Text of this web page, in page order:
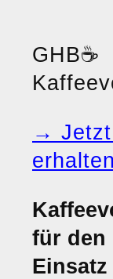
GHB☕
→ Jetzt
erhalten
für den